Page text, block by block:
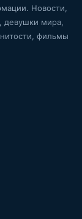
Новости,
девушки мира,
фильмы